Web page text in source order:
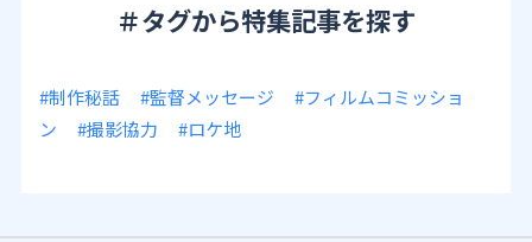
＃タグから特集記事を探す
#制作秘話 #監督メッセージ
#フィルムコミッショ
ン
#撮影協力 #ロケ地